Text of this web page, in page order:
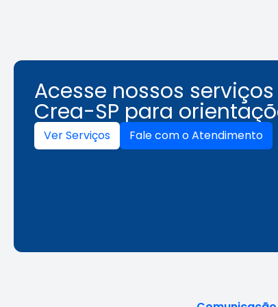
Acesse nossos
Crea-SP para
Ver Serviços Fale com o Atendimento